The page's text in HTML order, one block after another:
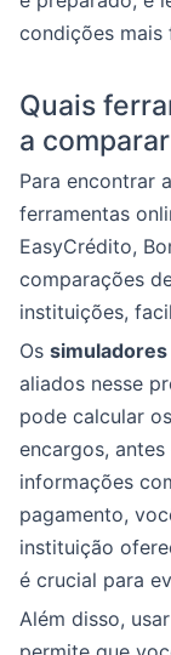
condições mais
Quais
a
Para encontrar
ferramentas
EasyCrédito,
comparações
instituições,
Os
aliados nesse
pode calcular
encargos,
informações
pagamento,
instituição
é crucial para
Além disso,